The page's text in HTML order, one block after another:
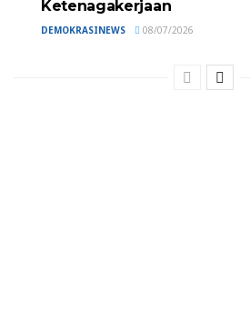
Ketenagakerjaan
DEMOKRASINEWS 08/07/2026